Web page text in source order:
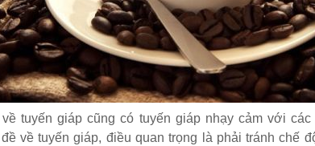
tuyến giáp cũng có tuyến giáp nhạy cảm với
về tuyến giáp, điều quan trọng là phải tránh chế